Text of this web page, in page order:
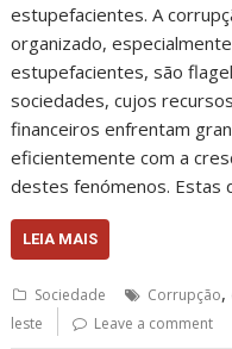
estupefacientes. A
organizado,
estupefacientes, são
sociedades, cujos
financeiros enfrentam
eficientemente com a
destes fenómenos. Estas
LEIA MAIS
Sociedade Corrupção,
leste
Leave a comment